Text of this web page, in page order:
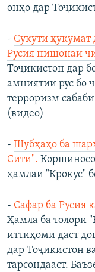
онҳо дар
- Сукути
Русия нишонаи
Тоҷикистон дар
амниятии рус бо
терроризм
(видео)
- Шубҳаҳо ба
Сити".
ҳамлаи "Крокус"
- Сафар ба Русия
Ҳамла ба толори
иттиҳоми даст
дар Тоҷикистон
тарсондааст.